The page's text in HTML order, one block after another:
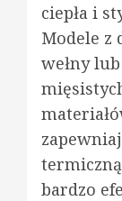
ciepła i
Modele z
wełny
bardzo